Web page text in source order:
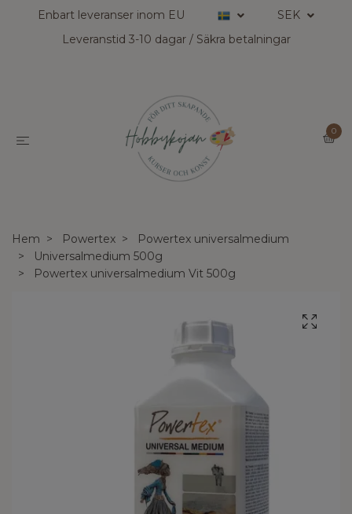
Enbart leveranser inom EU
SEK
Leveranstid 3-10 dagar / Säkra betalningar
0
Hem Powertex
Powertex universalmedium
Universalmedium 500g
Powertex universalmedium Vit 500g